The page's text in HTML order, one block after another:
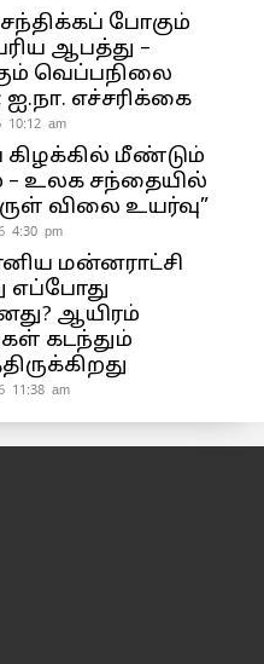
போகும்
ஆபத்து –
வெப்பநிலை
ஐ.நா. எச்சரிக்கை
10:12 am
கிழக்கில் மீண்டும்
– உலக சந்தையில்
விலை உயர்வு”
4:30 pm
மன்னராட்சி
எப்போது
ஆயிரம்
கடந்தும்
11:38 am